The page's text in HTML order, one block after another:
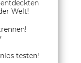
Welt!
testen!